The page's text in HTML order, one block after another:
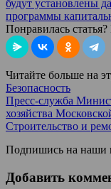
будут установлены
программы
Понравилась
Читайте больше на
Безопасность
Пресс-служба
хозяйства
Строительство и
Подпишись на наши
Добавить